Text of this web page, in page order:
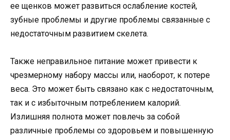
ее щенков может развиться ослабление костей,
зубные проблемы и другие проблемы связанные с
недостаточным развитием скелета.
Также неправильное питание может привести к
чрезмерному набору массы или, наоборот, к потере
веса. Это может быть связано как с недостаточным,
так и с избыточным потреблением калорий.
Излишняя полнота может повлечь за собой
различные проблемы со здоровьем и повышенную